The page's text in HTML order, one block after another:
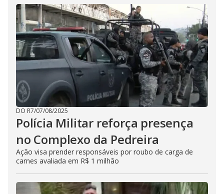
DO R7/07/08/2025
Polícia Militar reforça presença
no Complexo da Pedreira
Ação visa prender responsáveis por roubo de carga de
carnes avaliada em R$ 1 milhão